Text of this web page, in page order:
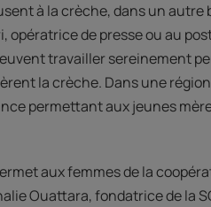
à la crèche, dans un autre
opératrice de presse ou au
travailler sereinement
la crèche. Dans une
permettant aux jeunes
aux femmes de la
Ouattara, fondatrice de la